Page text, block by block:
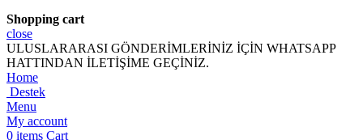
Shopping cart
close
ULUSLARARASI GÖNDERİMLERİNİZ İÇİN WHATSAPP
HATTINDAN İLETİŞİME GEÇİNİZ.
Home
Destek
Menu
My account
0 items Cart